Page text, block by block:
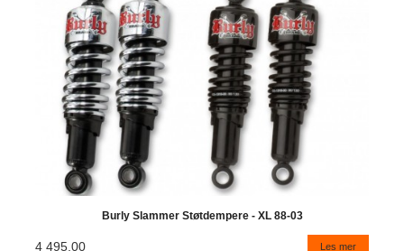
Burly Slammer Støtdempere - XL 88-03
4 495,00 Les mer